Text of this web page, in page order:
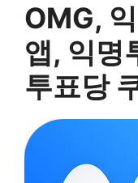
OMG,
앱, 익명
투표당